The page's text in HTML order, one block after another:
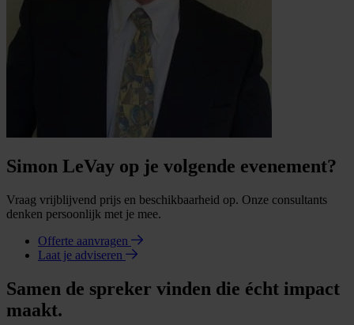
Simon LeVay op je volgende evenement?
Vraag vrijblijvend prijs en beschikbaarheid op. Onze consultants
denken persoonlijk met je mee.
Offerte aanvragen
Laat je adviseren
Samen de spreker vinden die écht impact
maakt.